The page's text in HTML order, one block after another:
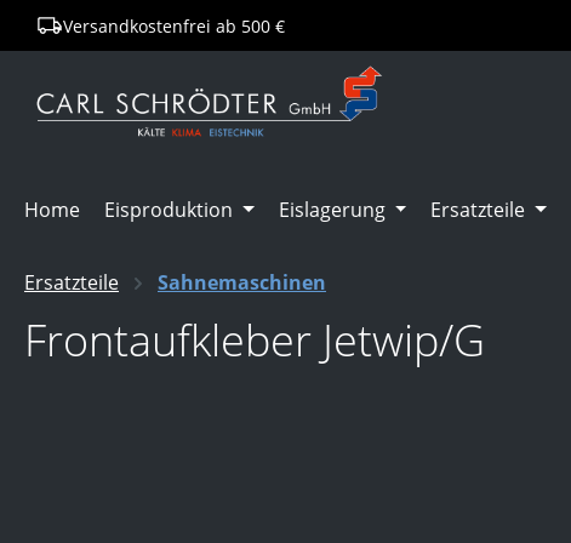
Zur Hauptnavigation springen
Versandkostenfrei ab 500 €
Home Eisproduktion Eislagerung Ersatzteile
Ersatzteile Sahnemaschinen
Frontaufkleber Jetwip/G